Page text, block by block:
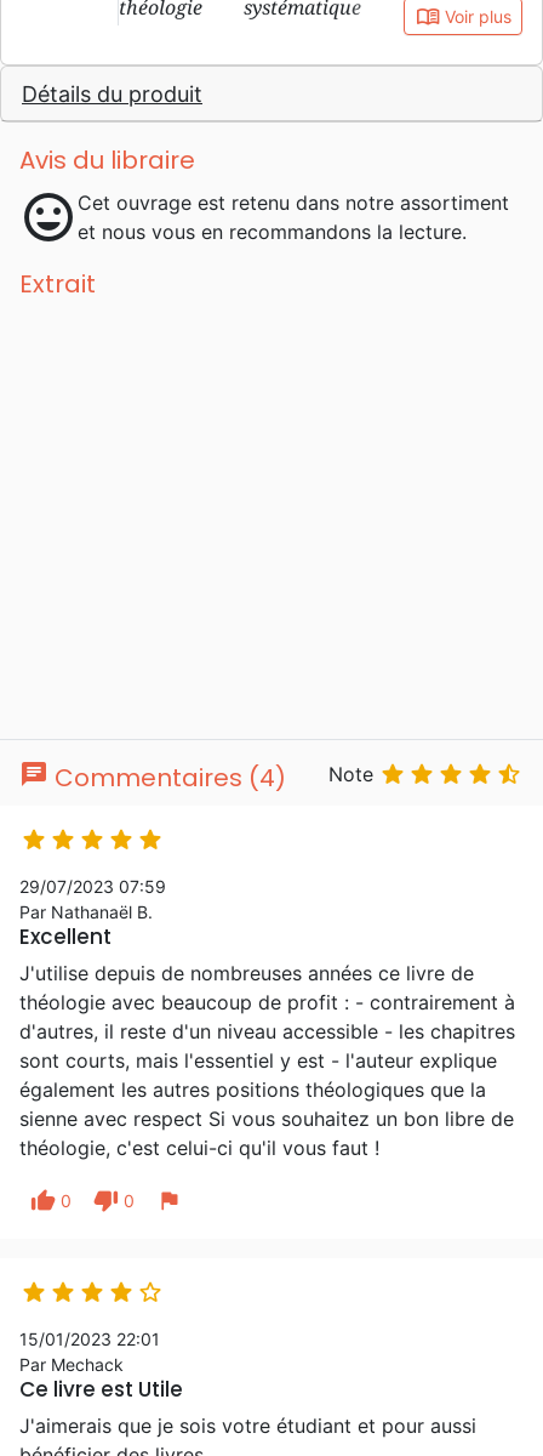
théologie systématique au Dallas
Theological Seminary, il en est aujourd’hui
professeur émérite. Il est aussi professeur
associé à la Philadelphia Biblical University.
book_open Voir plus
Détails du produit
Avis du libraire
mood Cet ouvrage est retenu dans notre assortiment
et nous vous en recommandons la lecture.
Extrait
chat Commentaires (4) Note     
    
29/07/2023 07:59
Par Nathanaël B.
Excellent
J'utilise depuis de nombreuses années ce livre de
théologie avec beaucoup de profit : - contrairement à
d'autres, il reste d'un niveau accessible - les chapitres
sont courts, mais l'essentiel y est - l'auteur explique
également les autres positions théologiques que la
sienne avec respect Si vous souhaitez un bon libre de
théologie, c'est celui-ci qu'il vous faut !
thumb_up 0 thumb_down 0 flag
    
15/01/2023 22:01
Par Mechack
Ce livre est Utile
J'aimerais que je sois votre étudiant et pour aussi